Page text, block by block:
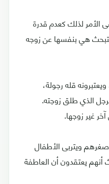
الأمر لذلك كعدم قدرة
هي بنفسها عن زوجه
قله رجولة،
الذي طلق زوجته.
غير زوجها.
ويتربى الأطفال
يعتقدون أن العاطفة